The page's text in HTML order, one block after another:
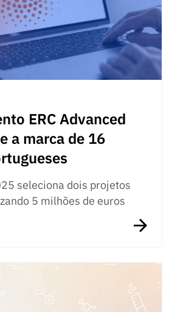
ERC Advanced
a marca de 16
seleciona dois projetos
5 milhões de euros